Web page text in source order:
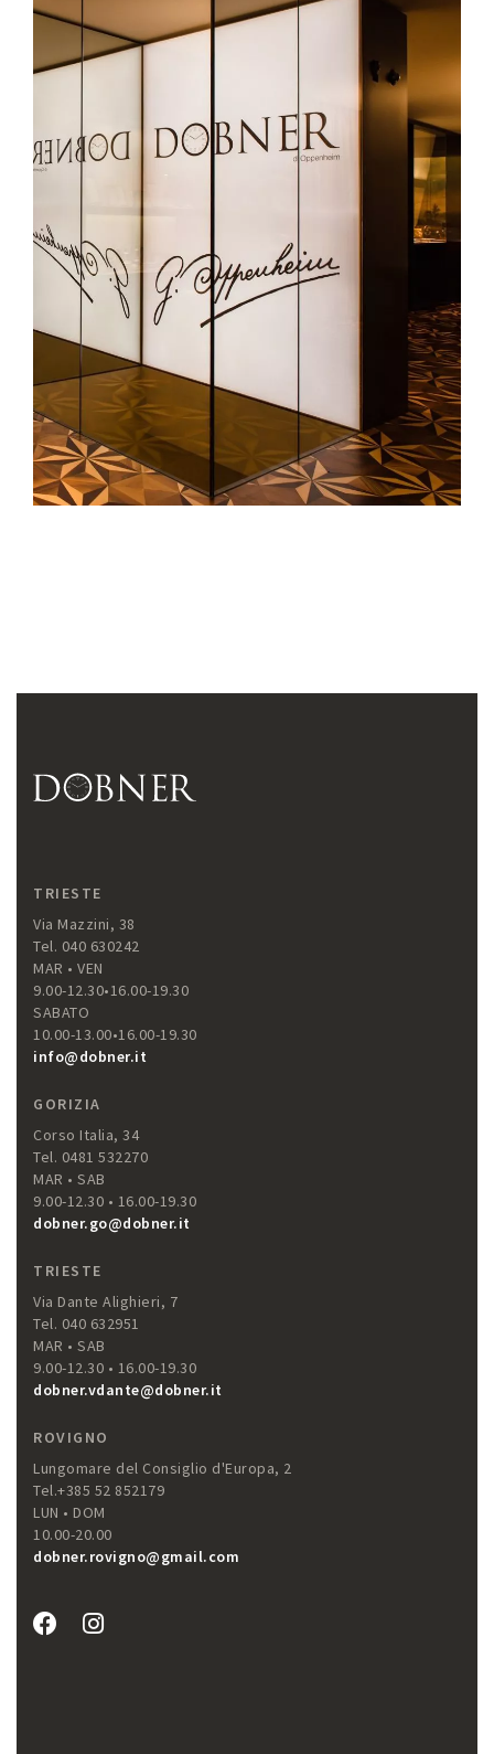
TRIESTE
Via Mazzini, 38
Tel. 040 630242
MAR • VEN
9.00-12.30•16.00-19.30
SABATO
10.00-13.00•16.00-19.30
info@dobner.it
GORIZIA
Corso Italia, 34
Tel. 0481 532270
MAR • SAB
9.00-12.30 • 16.00-19.30
dobner.go@dobner.it
TRIESTE
Via Dante Alighieri, 7
Tel. 040 632951
MAR • SAB
9.00-12.30 • 16.00-19.30
dobner.vdante@dobner.it
ROVIGNO
Lungomare del Consiglio d'Europa, 2
Tel.+385 52 852179
LUN • DOM
10.00-20.00
dobner.rovigno@gmail.com